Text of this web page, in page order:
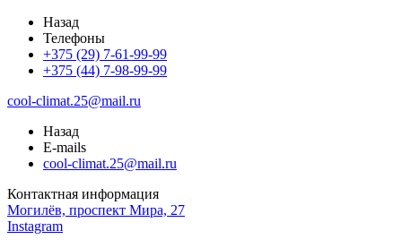
Назад
Телефоны
+375 (29) 7-61-99-99
+375 (44) 7-98-99-99
cool-climat.25@mail.ru
Назад
E-mails
cool-climat.25@mail.ru
Контактная информация
Могилёв, проспект Мира, 27
Instagram